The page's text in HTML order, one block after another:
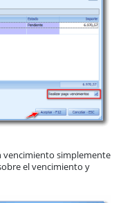
vencimiento simplemente
el vencimiento y